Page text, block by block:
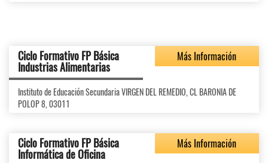
Ciclo Formativo FP Básica
Industrias Alimentarias
Más Información
Instituto de Educación Secundaria VIRGEN DEL REMEDIO, CL BARONIA DE
POLOP 8, 03011
Ciclo Formativo FP Básica
Informática de Oficina
Más Información